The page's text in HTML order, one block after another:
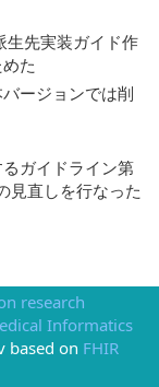
生先実装ガイド作
た
ージョンでは削
ガイドライン第
見直しを行なった
research
Informatics
based on FHIR